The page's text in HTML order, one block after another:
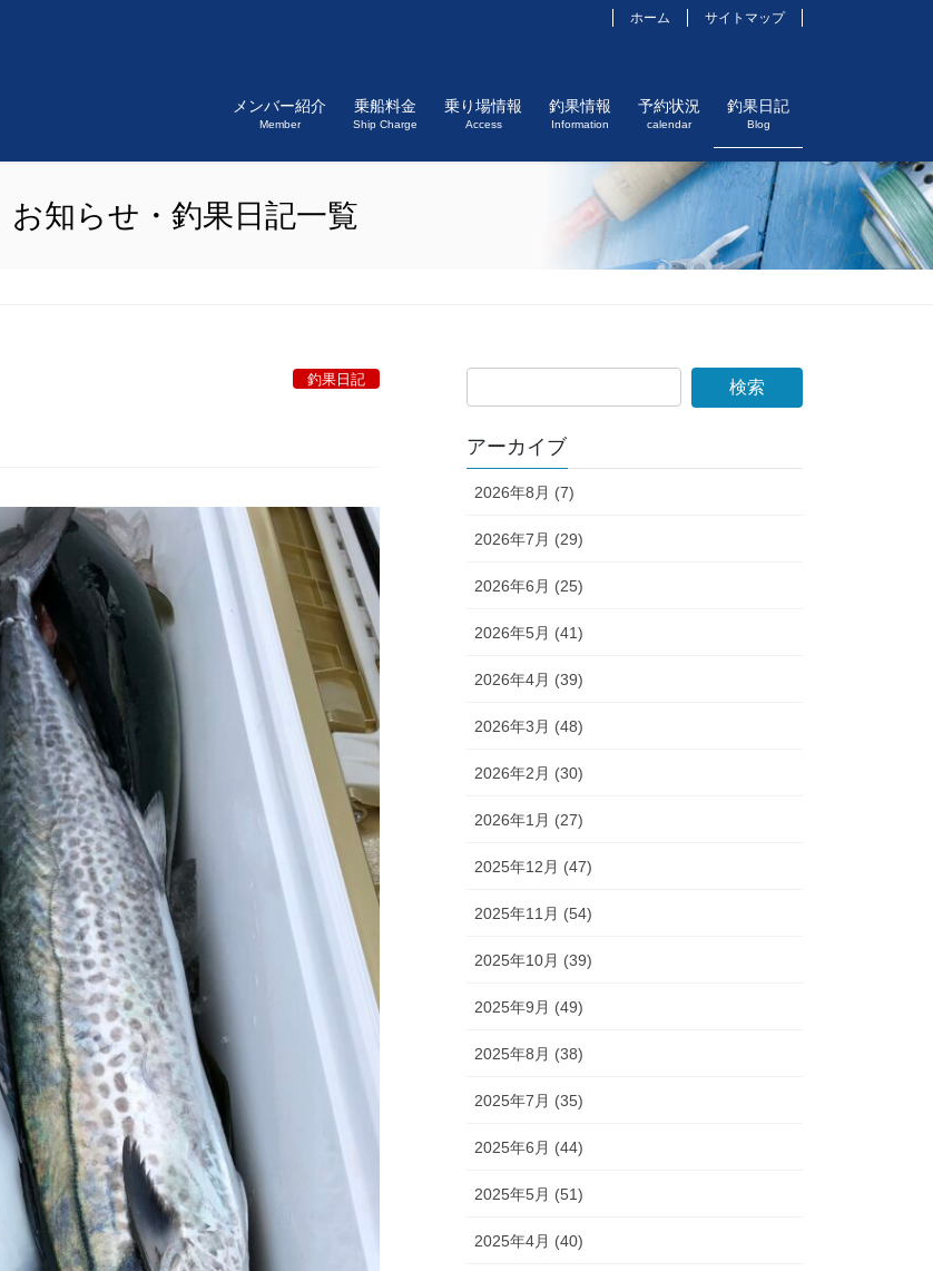
ホーム サイトマップ
メンバー紹介
Member
乗船料金
Ship Charge
乗り場情報
Access
釣果情報
Information
予約状況
calendar
釣果日記
Blog
お知らせ・釣果日記一覧
釣果日記
アーカイブ
2026年8月 (7)
2026年7月 (29)
2026年6月 (25)
2026年5月 (41)
2026年4月 (39)
2026年3月 (48)
2026年2月 (30)
2026年1月 (27)
2025年12月 (47)
2025年11月 (54)
2025年10月 (39)
2025年9月 (49)
2025年8月 (38)
2025年7月 (35)
2025年6月 (44)
2025年5月 (51)
2025年4月 (40)